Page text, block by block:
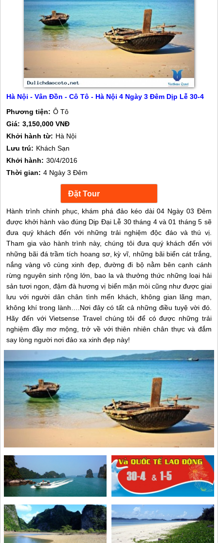
Hà Nội - Vân Đồn - Cô Tô - Hà Nội 4 Ngày 3 Đêm Dịp Lễ 30-4
Phương tiện: Ô Tô
Giá: 3,150,000 VNĐ
Khởi hành từ: Hà Nội
Lưu trú: Khách Sạn
Khởi hành: 30/4/2016
Thời gian: 4 Ngày 3 Đêm
Hành trình chinh phục, khám phá đảo kéo dài 04 Ngày 03 Đêm
được khởi hành vào đúng Dịp Đại Lễ 30 tháng 4 và 01 tháng 5 sẽ
đưa quý khách đến với những trải nghiệm độc đáo và thú vị.
Tham gia vào hành trình này, chúng tôi đưa quý khách đến với
những bãi đá trầm tích hoang sơ, kỳ vĩ, những bãi biển cát trắng,
nắng vàng vô cùng xinh đẹp, đường đi bộ nằm bên cạnh cánh
rừng nguyên sinh rộng lớn, bao la và thưởng thức những loại hải
sản tươi ngon, đậm đà hương vị biển mặn mòi cũng như được giai
lưu với người dân chân tình mến khách, không gian lãng mạn,
không khí trong lành….Nơi đây có tất cả những điều tuyệ vời đó.
Hãy đến với Vietsense Travel chúng tôi để có được những trải
nghiệm đầy mơ mộng, trở về với thiên nhiên chân thực và đắm
say lòng người nơi đảo xa xinh đẹp này!